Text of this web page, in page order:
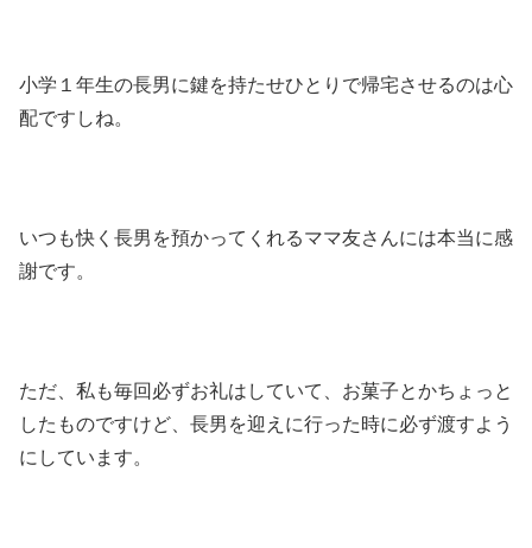
小学１年生の長男に鍵を持たせひとりで帰宅させるのは心
配ですしね。
いつも快く長男を預かってくれるママ友さんには本当に感
謝です。
ただ、私も毎回必ずお礼はしていて、お菓子とかちょっと
したものですけど、長男を迎えに行った時に必ず渡すよう
にしています。